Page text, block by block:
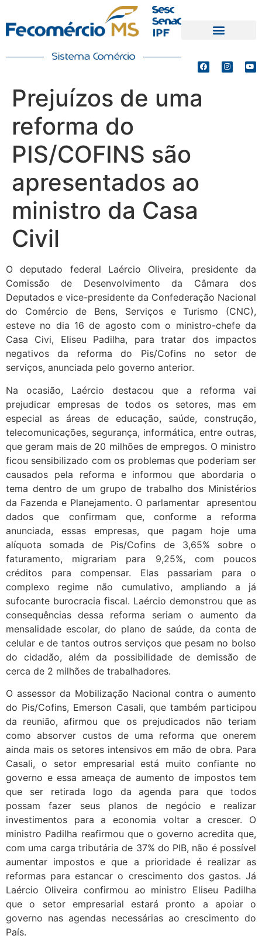
Prejuízos de uma
reforma do
PIS/COFINS são
apresentados ao
ministro da Casa
Civil
O deputado federal Laércio Oliveira, presidente da
Comissão de Desenvolvimento da Câmara dos
Deputados e vice-presidente da Confederação Nacional
do Comércio de Bens, Serviços e Turismo (CNC),
esteve no dia 16 de agosto com o ministro-chefe da
Casa Civi, Eliseu Padilha, para tratar dos impactos
negativos da reforma do Pis/Cofins no setor de
serviços, anunciada pelo governo anterior.
Na ocasião, Laércio destacou que a reforma vai
prejudicar empresas de todos os setores, mas em
especial as áreas de educação, saúde, construção,
telecomunicações, segurança, informática, entre outras,
que geram mais de 20 milhões de empregos. O ministro
ficou sensibilizado com os problemas que poderiam ser
causados pela reforma e informou que abordaria o
tema dentro de um grupo de trabalho dos Ministérios
da Fazenda e Planejamento. O parlamentar apresentou
dados que confirmam que, conforme a reforma
anunciada, essas empresas, que pagam hoje uma
alíquota somada de Pis/Cofins de 3,65% sobre o
faturamento, migrariam para 9,25%, com poucos
créditos para compensar. Elas passariam para o
complexo regime não cumulativo, ampliando a já
sufocante burocracia fiscal. Laércio demonstrou que as
consequências dessa reforma seriam o aumento da
mensalidade escolar, do plano de saúde, da conta de
celular e de tantos outros serviços que pesam no bolso
do cidadão, além da possibilidade de demissão de
cerca de 2 milhões de trabalhadores.
O assessor da Mobilização Nacional contra o aumento
do Pis/Cofins, Emerson Casali, que também participou
da reunião, afirmou que os prejudicados não teriam
como absorver custos de uma reforma que onerem
ainda mais os setores intensivos em mão de obra. Para
Casali, o setor empresarial está muito confiante no
governo e essa ameaça de aumento de impostos tem
que ser retirada logo da agenda para que todos
possam fazer seus planos de negócio e realizar
investimentos para a economia voltar a crescer. O
ministro Padilha reafirmou que o governo acredita que,
com uma carga tributária de 37% do PIB, não é possível
aumentar impostos e que a prioridade é realizar as
reformas para estancar o crescimento dos gastos. Já
Laércio Oliveira confirmou ao ministro Eliseu Padilha
que o setor empresarial estará pronto a apoiar o
governo nas agendas necessárias ao crescimento do
País.